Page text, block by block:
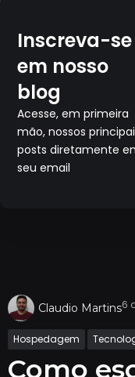
Inscreva-se
em nosso
blog
Acesse, em primeira
mão, nossos
posts diretamente
seu email
Claudio Martins6
Hospedagem
Como